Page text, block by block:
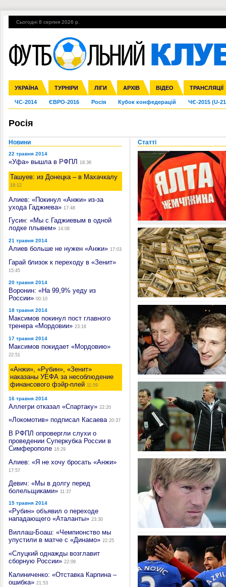
Сьогодні 8 серпня 2026 р.
УКРАЇНА ТУРНІРИ ЛІГИ АРХІВ ВІДЕО ТРАНСЛЯЦІЇ
Збірна Прем'єр-ліга Перша ліга Друга ліга Кубок України
Ліга чемпіонів Ліга Європи Міжнародні Ліга націй Ліга
Англія Іспанія Італія Німеччина Франція Інші
ЧС-2014 ЄВРО-2016 Росія Кубок конфедерацій ЧЄ-2015 (U-
Гарячі теми УПЛ, 2-й тур ВІЙНА УПЛ-ПЕРЕХОДИ
Росія
Новини
22 травня 2014
«Уфа» вышла в РФПЛ 18:36
Ташуев: из Донецка – в Махачкалу
18:12
Алиев: «Покинул «Анжи» из-за
ухода Гаджиева» 17:48
Гусин: «Мы с Гаджиевым в одной
лодке плывем» 14:08
21 травня 2014
Алиев больше не нужен «Анжи» 17:03
Гарай близок к переходу в «Зенит»
15:45
20 травня 2014
Воронин: «На 99,9% уеду из
России» 00:10
18 травня 2014
Максимов покинул пост главного
тренера «Мордовии» 23:16
17 травня 2014
Максимов покидает «Мордовию»
22:51
«Анжи», «Рубин», «Зенит»
наказаны УЕФА за несоблюдение
финансового фэйр-плей 11:59
16 травня 2014
Аллегри отказал «Спартаку» 22:20
«Локомотив» подписал Касаева 20:37
В РФПЛ опровергли слухи о
проведении Суперкубка России в
Симферополе 18:29
Алиев: «Я не хочу бросать «Анжи»
17:57
Девич: «Мы в долгу перед
болельщиками» 11:37
15 травня 2014
«Рубин» объявил о переходе
нападающего «Аталанты» 23:30
Виллаш-Боаш: «Чемпионство мы
упустили в матче с «Динамо» 22:25
«Слуцкий однажды возглавит
сборную России» 22:09
Калиниченко: «Отставка Карпина –
ошибка» 21:53
Статті